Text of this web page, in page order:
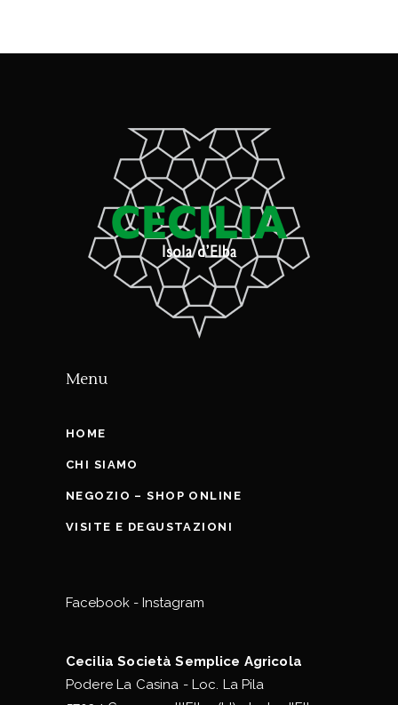
Menu
HOME
CHI SIAMO
NEGOZIO – SHOP ONLINE
VISITE E DEGUSTAZIONI
Facebook - Instagram
Cecilia Società Semplice Agricola
Podere La Casina - Loc. La Pila